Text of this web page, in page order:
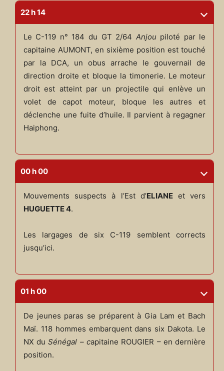
22 h 14
Le C-119 n° 184 du GT 2/64 Anjou piloté par le
capitaine AUMONT, en sixième position est touché
par la DCA, un obus arrache le gouvernail de
direction droite et bloque la timonerie. Le moteur
droit est atteint par un projectile qui enlève un
volet de capot moteur, bloque les autres et
déclenche une fuite d’huile. Il parvient à regagner
Haiphong.
00 h 00
Mouvements suspects à l’Est d’ELIANEet vers
HUGUETTE 4.
Les largages de six C-119 semblent corrects
jusqu’ici.
01 h 00
De jeunes paras se préparent à Gia Lam et Bach
Maï. 118 hommes embarquent dans six Dakota. Le
NX duSénégal – capitaine ROUGIER – en dernière
position.